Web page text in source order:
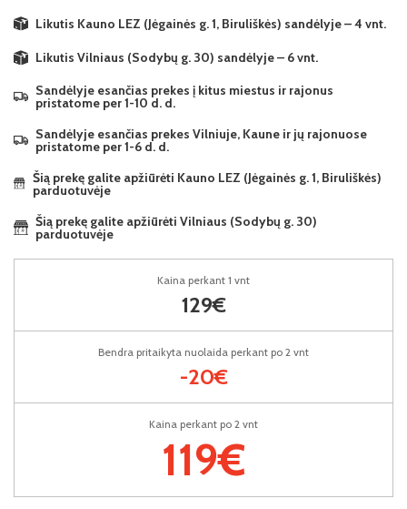
Likutis Kauno LEZ (Jėgainės g. 1, Biruliškės) sandėlyje – 4 vnt.
Likutis Vilniaus (Sodybų g. 30) sandėlyje – 6 vnt.
Sandėlyje esančias prekes į kitus miestus ir rajonus
pristatome per 1-10 d. d.
Sandėlyje esančias prekes Vilniuje, Kaune ir jų rajonuose
pristatome per 1-6 d. d.
Šią prekę galite apžiūrėti Kauno LEZ (Jėgainės g. 1, Biruliškės)
parduotuvėje
Šią prekę galite apžiūrėti Vilniaus (Sodybų g. 30)
parduotuvėje
Kaina perkant po 2 vnt
119€
Kaina perkant 1 vnt
129€
Bendra pritaikyta nuolaida perkant po 2 vnt
-20€